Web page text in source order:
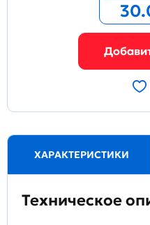
ХАРАКТЕРИСТИКИ
Техническое